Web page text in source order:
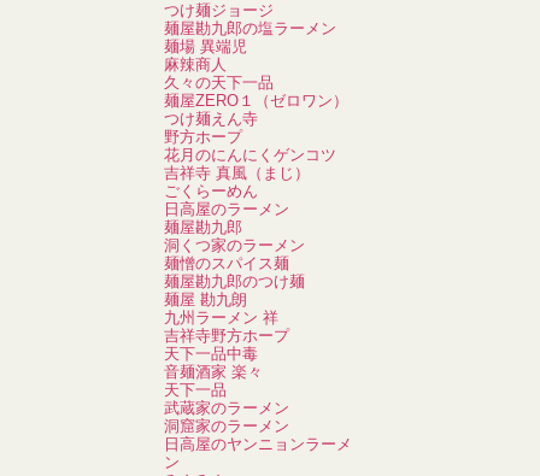
つけ麺ジョージ
麺屋勘九郎の塩ラーメン
麺場 異端児
麻辣商人
久々の天下一品
麺屋ZERO１（ゼロワン）
つけ麺えん寺
野方ホープ
花月のにんにくゲンコツ
吉祥寺 真風（まじ）
ごくらーめん
日高屋のラーメン
麺屋勘九郎
洞くつ家のラーメン
麺憎のスパイス麺
麺屋勘九郎のつけ麺
麺屋 勘九朗
九州ラーメン 祥
吉祥寺野方ホープ
天下一品中毒
音麺酒家 楽々
天下一品
武蔵家のラーメン
洞窟家のラーメン
日高屋のヤンニョンラーメ
ン